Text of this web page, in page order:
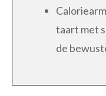
taart met
de